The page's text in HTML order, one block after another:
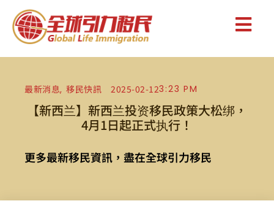
最新消息,移民快訊 2025-02-123:23 PM
【新西兰】新西兰投资移民政策大松绑，
4月1日起正式执行！
更多最新移民資訊，盡在全球引力移民